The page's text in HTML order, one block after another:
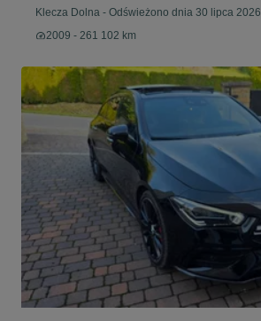
Klecza Dolna - Odświeżono dnia 30 lipca 2026
2009 - 261 102 km